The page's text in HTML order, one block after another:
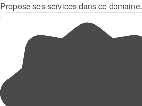
Propose ses services dans ce domaine.